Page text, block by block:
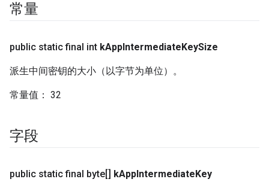
常量
public static final int kAppIntermediateKeySize
派生中间密钥的大小（以字节为单位）。
常量值 ： 32
字段
public static final byte[] kAppIntermediateKey